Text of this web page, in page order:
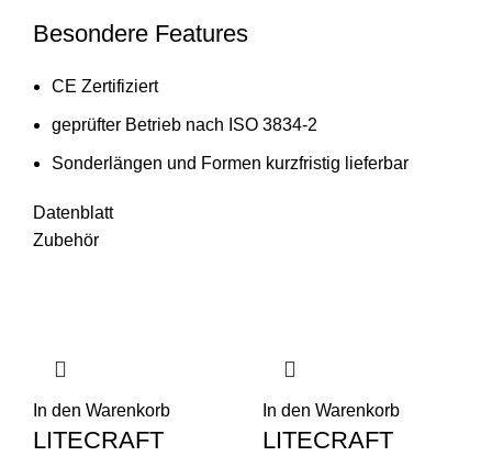
Besondere Features
CE Zertifiziert
geprüfter Betrieb nach ISO 3834-2
Sonderlängen und Formen kurzfristig lieferbar
Datenblatt
Zubehör
In den Warenkorb
LITECRAFT
In den Warenkorb
LITECRAFT